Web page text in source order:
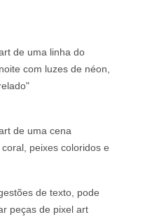
de uma linha do
com luzes de néon,
de uma cena
peixes coloridos e
de texto, pode
peças de pixel art